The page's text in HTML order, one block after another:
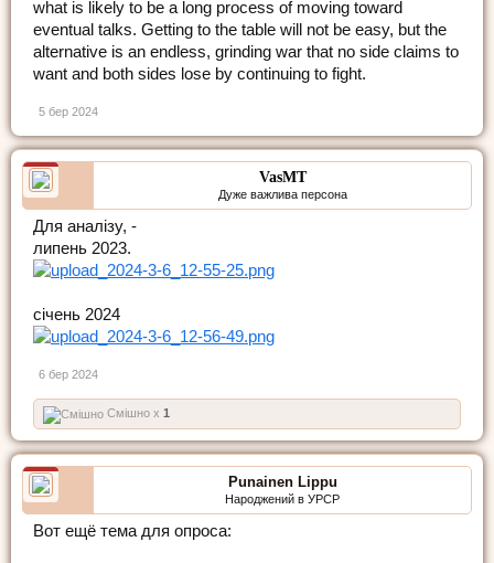
what is likely to be a long process of moving toward
eventual talks. Getting to the table will not be easy, but the
alternative is an endless, grinding war that no side claims to
want and both sides lose by continuing to fight.
5 бер 2024
VasMT
Дуже важлива персона
Для аналізу, -
липень 2023.
січень 2024
6 бер 2024
Смішно x 1
Punainen Lippu
Народжений в УРСР
Вот ещё тема для опроса: